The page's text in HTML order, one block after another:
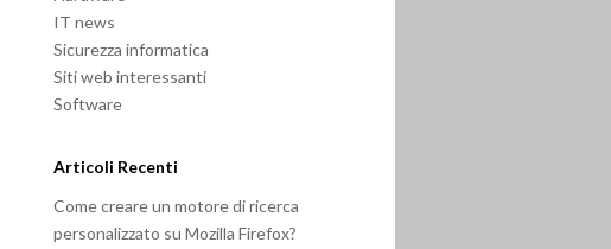
IT news
Sicurezza informatica
Siti web interessanti
Software
Articoli Recenti
Come creare un motore di ricerca
personalizzato su Mozilla Firefox?